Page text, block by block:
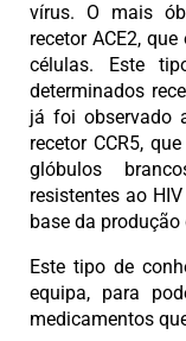
vírus. O mais
recetor ACE2,
células. Este
determinados
já foi observado
recetor CCR5,
glóbulos
resistentes ao
base da
Este tipo de
equipa, para
medicamentos